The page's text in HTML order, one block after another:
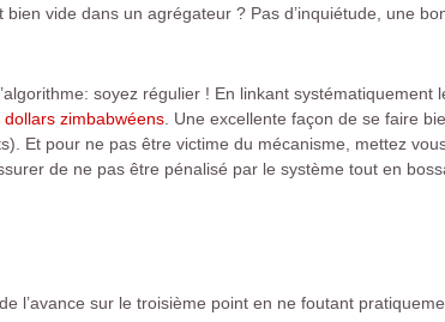
vide dans un agrégateur ? Pas d’inquiétude, une
soyez régulier ! En linkant systématiquement
dollars zimbabwéens. Une excellente façon de se faire
Et pour ne pas être victime du mécanisme, mettez
de ne pas être pénalisé par le système tout en
l’avance sur le troisième point en ne foutant